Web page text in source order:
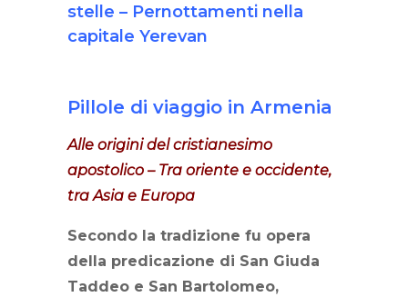
stelle – Pernottamenti nella
capitale Yerevan
Pillole di viaggio in Armenia
Alle origini del cristianesimo
apostolico – Tra oriente e occidente,
tra Asia e Europa
Secondo la tradizione fu opera
della predicazione di San Giuda
Taddeo e San Bartolomeo,